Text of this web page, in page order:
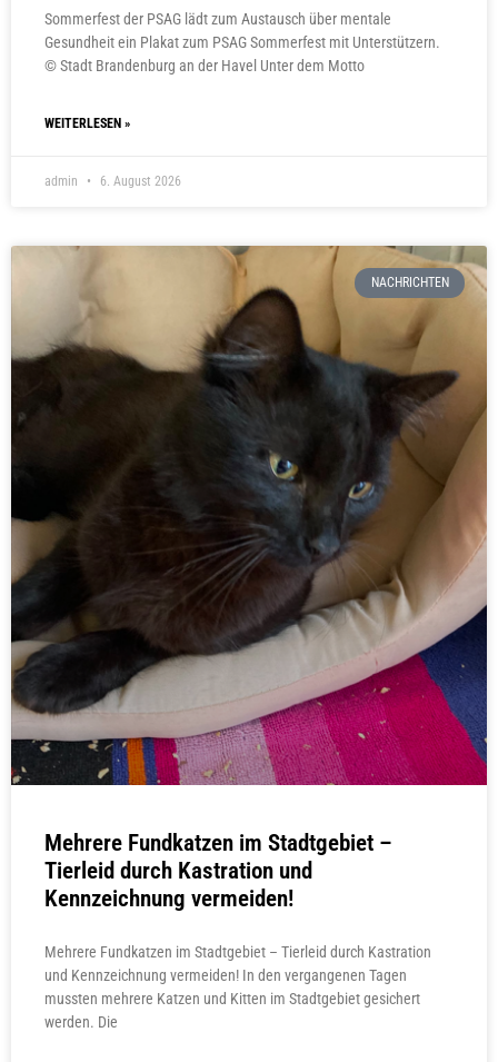
Sommerfest der PSAG lädt zum Austausch über mentale
Gesundheit ein Plakat zum PSAG Sommerfest mit Unterstützern.
© Stadt Brandenburg an der Havel Unter dem Motto
WEITERLESEN »
admin 6. August 2026
NACHRICHTEN
Mehrere Fundkatzen im Stadtgebiet –
Tierleid durch Kastration und
Kennzeichnung vermeiden!
Mehrere Fundkatzen im Stadtgebiet – Tierleid durch Kastration
und Kennzeichnung vermeiden! In den vergangenen Tagen
mussten mehrere Katzen und Kitten im Stadtgebiet gesichert
werden. Die